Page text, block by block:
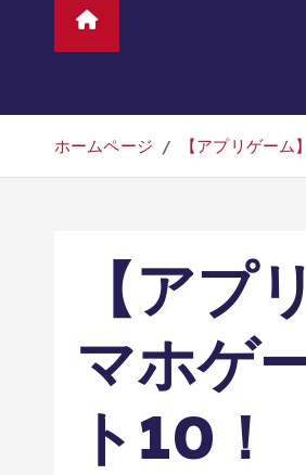
ホームページ 【アプリゲー
【ア
マホゲ
ト10！